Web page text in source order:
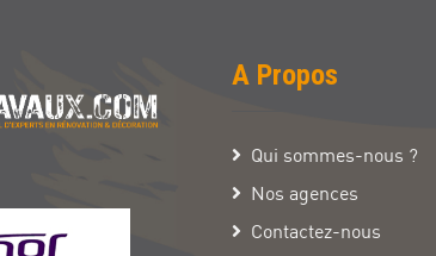
A Propos
Qui sommes-nous ?
Nos agences
Contactez-nous